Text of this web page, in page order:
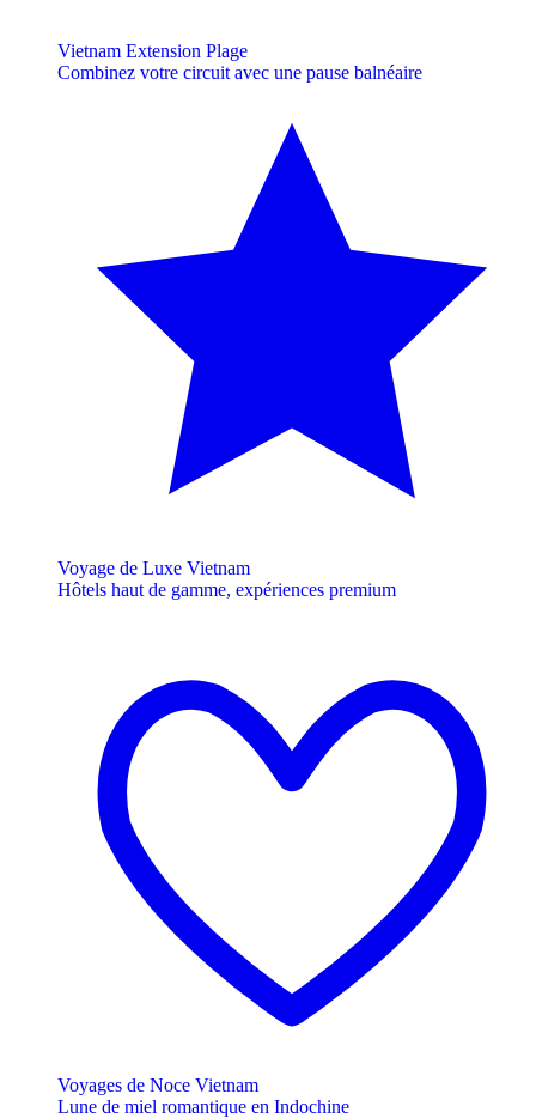
Vietnam Extension Plage
Combinez votre circuit avec une pause balnéaire
Voyage de Luxe Vietnam
Hôtels haut de gamme, expériences premium
Voyages de Noce Vietnam
Lune de miel romantique en Indochine